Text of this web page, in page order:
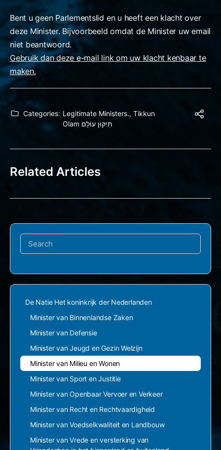
Bent u geen Parlementslid en u heeft een klacht over
deze Minister. Bijvoorbeeld omdat de Minister uw email
niet beantwoord.
Gebruik dan deze e-mail link om uw klacht kenbaar te
maken.
Categories: Legitimate Ministers., Tikkun
Olam תִּיקּוּן עוֹלָם
Related Articles
Search
for:
De Natie Het koninkrijk der Nederlanden
Minister van Binnenlandse Zaken
Minister van Defensie
Minister van Jeugd en Gezin Welzijn
Minister van Milieu en Wonen
Minister van Sport en Justitie
Minister van Openbaar Vervoer en Verkeer
Minister van Recht en Rechtvaardigheid
Minister van Voedselkwaliteit en Landbouw
Minister van Vrede en versterking van